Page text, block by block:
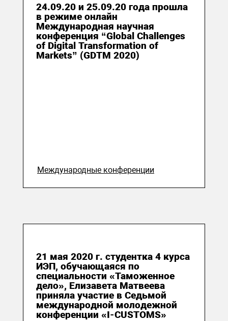
24.09.20 и 25.09.20 года прошла
в режиме онлайн
Международная научная
конференция “Global Challenges
of Digital Transformation of
Markets” (GDTM 2020)
Международные конференции
21 мая 2020 г. студентка 4 курса
ИЭП, обучающаяся по
специальности «Таможенное
дело», Елизавета Матвеева
приняла участие в Седьмой
международной молодежной
конференции «I-CUSTOMS»